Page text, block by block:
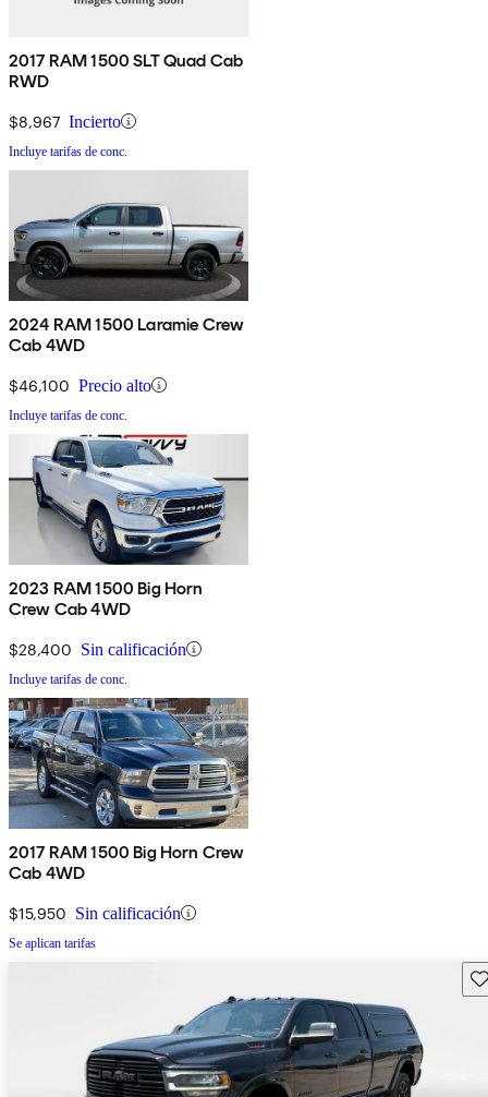
2017 RAM 1500 SLT Quad Cab
RWD
$8,967 Incierto
Incluye tarifas de conc.
2024 RAM 1500 Laramie Crew
Cab 4WD
$46,100 Precio alto
Incluye tarifas de conc.
2023 RAM 1500 Big Horn
Crew Cab 4WD
$28,400 Sin calificación
Incluye tarifas de conc.
2017 RAM 1500 Big Horn Crew
Cab 4WD
$15,950 Sin calificación
Se aplican tarifas